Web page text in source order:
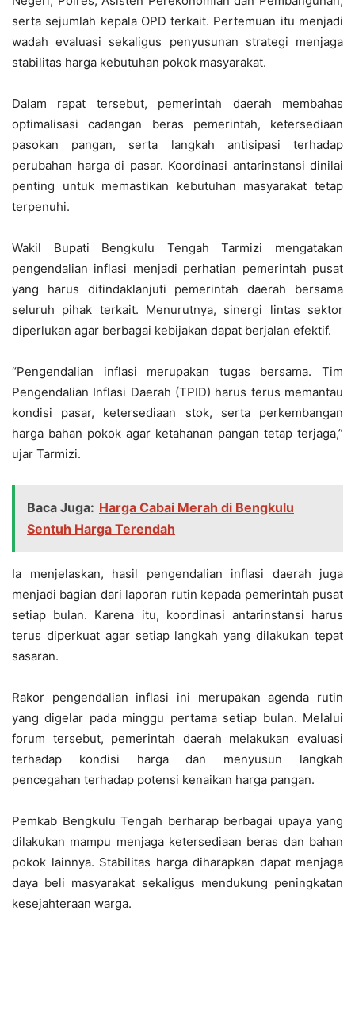
serta sejumlah kepala OPD terkait. Pertemuan itu menjadi
wadah evaluasi sekaligus penyusunan strategi menjaga
stabilitas harga kebutuhan pokok masyarakat.
Dalam rapat tersebut, pemerintah daerah membahas
optimalisasi cadangan beras pemerintah, ketersediaan
pasokan pangan, serta langkah antisipasi terhadap
perubahan harga di pasar. Koordinasi antarinstansi dinilai
penting untuk memastikan kebutuhan masyarakat tetap
terpenuhi.
Wakil Bupati Bengkulu Tengah Tarmizi mengatakan
pengendalian inflasi menjadi perhatian pemerintah pusat
yang harus ditindaklanjuti pemerintah daerah bersama
seluruh pihak terkait. Menurutnya, sinergi lintas sektor
diperlukan agar berbagai kebijakan dapat berjalan efektif.
“Pengendalian inflasi merupakan tugas bersama. Tim
Pengendalian Inflasi Daerah (TPID) harus terus memantau
kondisi pasar, ketersediaan stok, serta perkembangan
harga bahan pokok agar ketahanan pangan tetap terjaga,”
ujar Tarmizi.
Baca Juga: Harga Cabai Merah di Bengkulu
Sentuh Harga Terendah
Ia menjelaskan, hasil pengendalian inflasi daerah juga
menjadi bagian dari laporan rutin kepada pemerintah pusat
setiap bulan. Karena itu, koordinasi antarinstansi harus
terus diperkuat agar setiap langkah yang dilakukan tepat
sasaran.
Rakor pengendalian inflasi ini merupakan agenda rutin
yang digelar pada minggu pertama setiap bulan. Melalui
forum tersebut, pemerintah daerah melakukan evaluasi
terhadap kondisi harga dan menyusun langkah
pencegahan terhadap potensi kenaikan harga pangan.
Pemkab Bengkulu Tengah berharap berbagai upaya yang
dilakukan mampu menjaga ketersediaan beras dan bahan
pokok lainnya. Stabilitas harga diharapkan dapat menjaga
daya beli masyarakat sekaligus mendukung peningkatan
kesejahteraan warga.